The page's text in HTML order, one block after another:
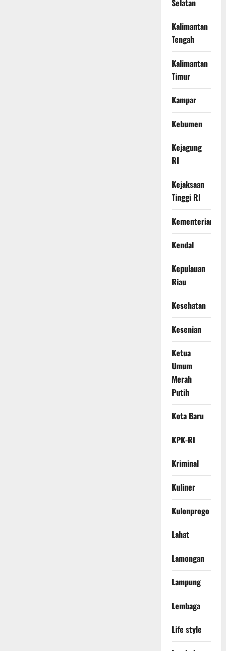
Selatan
Kalimantan
Tengah
Kalimantan
Timur
Kampar
Kebumen
Kejagung
RI
Kejaksaan
Tinggi RI
Kementerian
Kendal
Kepulauan
Riau
Kesehatan
Kesenian
Ketua
Umum
Merah
Putih
Kota Baru
KPK-RI
Kriminal
Kuliner
Kulonprogo
Lahat
Lamongan
Lampung
Lembaga
Life style